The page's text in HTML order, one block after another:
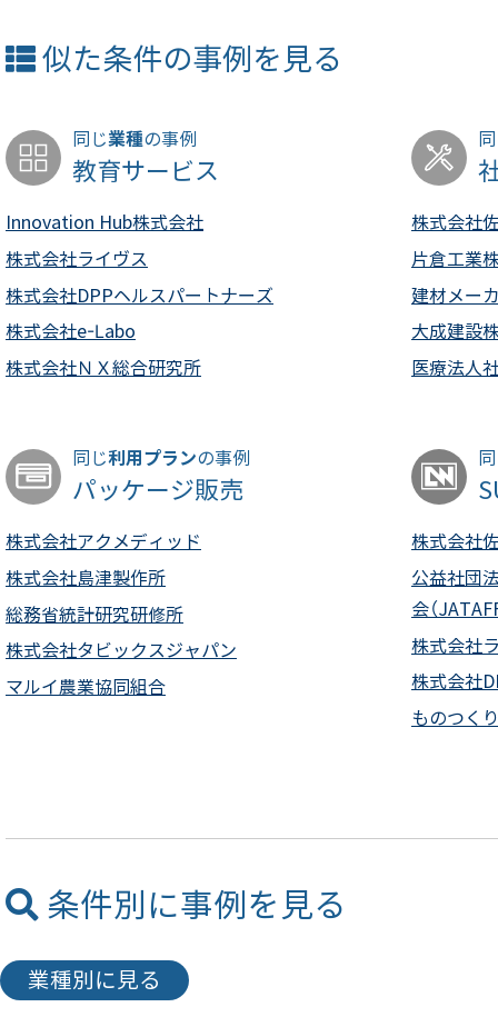
似た条件の事例を見る
同じ業種の事例
教育サービス
Innovation Hub株式会社
株式会社ライヴス
株式会社DPPヘルスパートナーズ
株式会社e-Labo
株式会社ＮＸ総合研究所
株式会社
片倉工業
建材メー
大成建設
医療法人
同じ利用プランの事例
パッケージ販売
株式会社アクメディッド
株式会社島津製作所
総務省統計研究研修所
株式会社タビックスジャパン
マルイ農業協同組合
株式会社
公益社団
会（
株式会社
株式会社
ものつく
条件別に事例を見る
業種別に見る